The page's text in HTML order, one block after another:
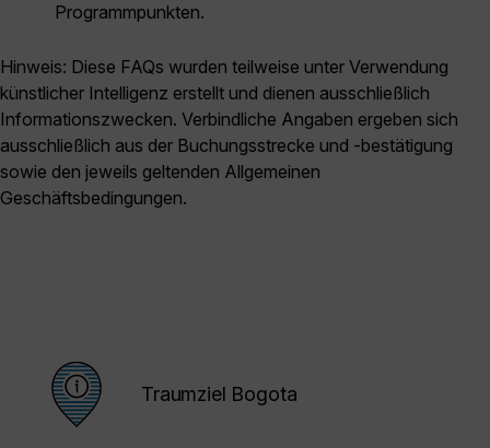
Programmpunkten.
Hinweis: Diese FAQs wurden teilweise unter Verwendung
künstlicher Intelligenz erstellt und dienen ausschließlich
Informationszwecken. Verbindliche Angaben ergeben sich
ausschließlich aus der Buchungsstrecke und -bestätigung
sowie den jeweils geltenden Allgemeinen
Geschäftsbedingungen.
Traumziel Bogota